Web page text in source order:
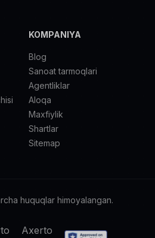
KOMPANIYA
Blog
Sanoat tarmoqlari
Agentliklar
Aloqa
Maxfiylik
Shartlar
Sitemap
huquqlar himoyalangan.
Axerto